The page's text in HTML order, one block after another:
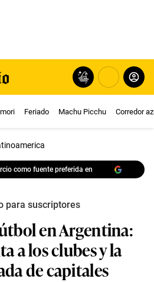
Feriado Machu Picchu Corredor
como fuente preferida en
para suscriptores
en Argentina:
a los clubes y la
de capitales